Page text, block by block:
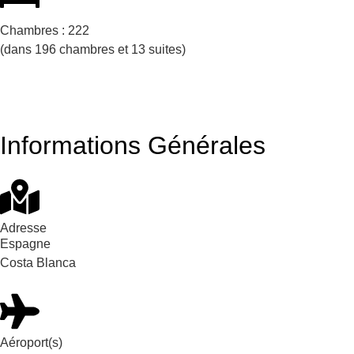
Chambres : 222
(dans 196 chambres et 13 suites)
Informations Générales
Adresse
Espagne
Costa Blanca
Aéroport(s)